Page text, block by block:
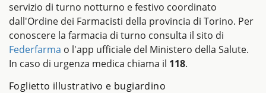
servizio di turno notturno e festivo coordinato
dall'Ordine dei Farmacisti della provincia di Torino. Per
conoscere la farmacia di turno consulta il sito di
Federfarma o l'app ufficiale del Ministero della Salute.
In caso di urgenza medica chiama il 118.
Foglietto illustrativo e bugiardino